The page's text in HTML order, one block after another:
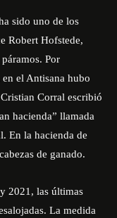
sido uno de los
Robert Hofstede,
Por
el Antisana hubo
Corral escribió
hacienda” llamada
En la hacienda de
de ganado.
2021, las últimas
La medida